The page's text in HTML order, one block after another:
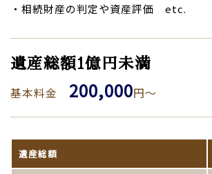
・相続財産の判定や資産評価 etc.
遺産総額1億円未満
基本料金 200,000円～
遺産総額